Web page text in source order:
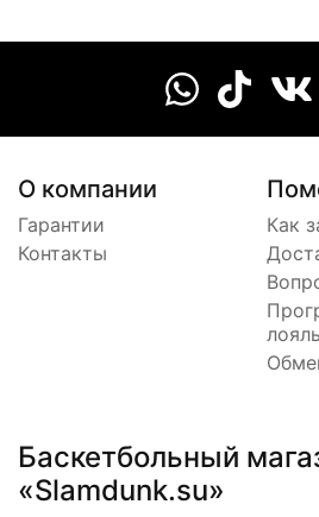
О компании
Гарантии
Контакты
Как
Баскетбольный
«Slamdunk.su»